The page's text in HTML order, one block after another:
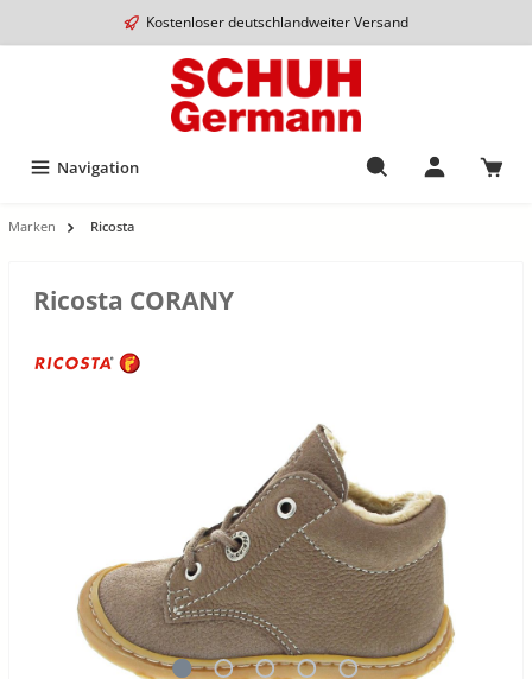
Kostenloser deutschlandweiter Versand
Navigation
Marken Ricosta
Ricosta CORANY